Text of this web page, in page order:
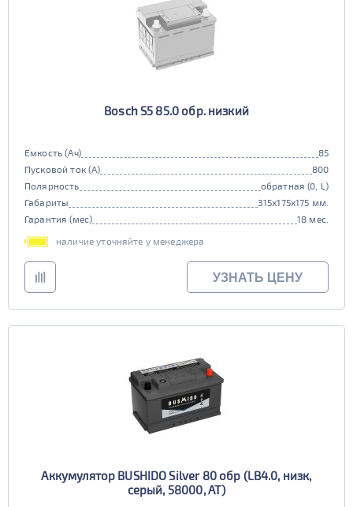
Bosch S5 85.0 обр. низкий
Емкость (Ач)
85
Пусковой ток (А)
800
Полярность
обратная (0, L)
Габариты
315x175x175 мм.
Гарантия (мес)
18 мес.
наличие уточняйте у менеджера
УЗНАТЬ ЦЕНУ
Аккумулятор BUSHIDO Silver 80 обр (LB4.0, низк,
серый, 58000, AT)